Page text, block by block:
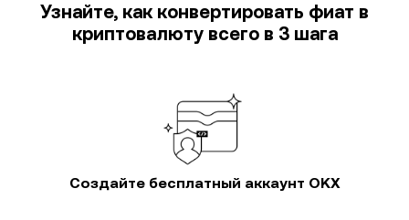
Узнайте, как конвертировать фиат в
криптовалюту всего в 3 шага
Создайте бесплатный аккаунт OKX